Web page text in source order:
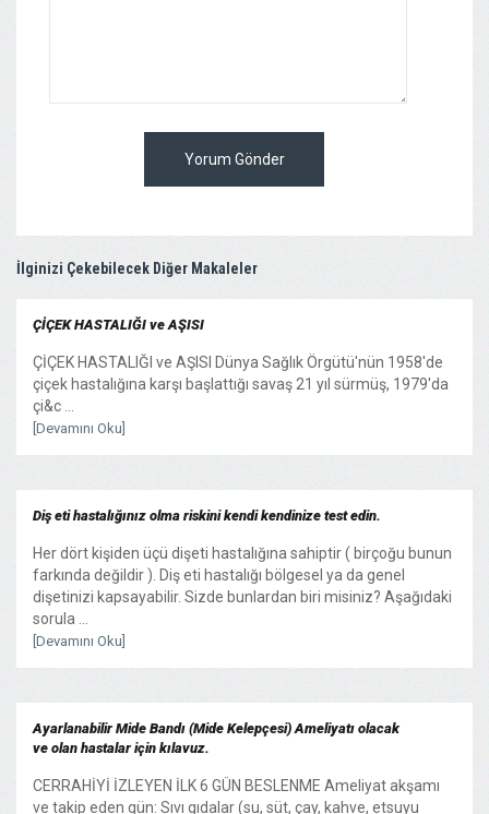
Yorum Gönder
İlginizi Çekebilecek Diğer Makaleler
ÇİÇEK HASTALIĞI ve AŞISI
ÇİÇEK HASTALIĞI ve AŞISI Dünya Sağlık Örgütü'nün 1958'de
çiçek hastalığına karşı başlattığı savaş 21 yıl sürmüş, 1979'da
çi&c ...
[Devamını Oku]
Diş eti hastalığınız olma riskini kendi kendinize test edin.
Her dört kişiden üçü dişeti hastalığına sahiptir ( birçoğu bunun
farkında değildir ). Diş eti hastalığı bölgesel ya da genel
dişetinizi kapsayabilir. Sizde bunlardan biri misiniz? Aşağıdaki
sorula ...
[Devamını Oku]
Ayarlanabilir Mide Bandı (Mide Kelepçesi) Ameliyatı olacak
ve olan hastalar için kılavuz.
CERRAHİYİ İZLEYEN İLK 6 GÜN BESLENME Ameliyat akşamı
ve takip eden gün: Sıvı gıdalar (su, süt, çay, kahve, etsuyu